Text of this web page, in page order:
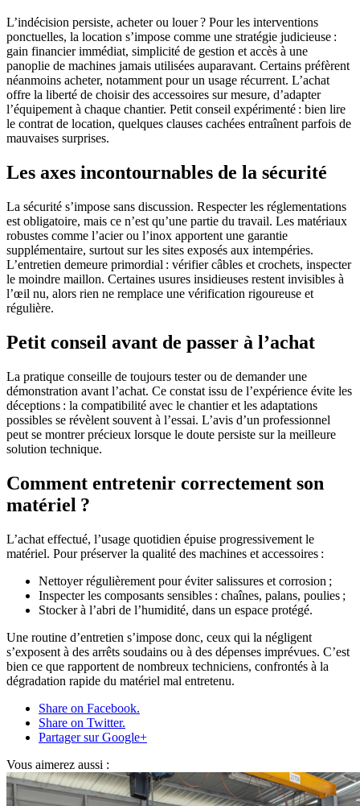
L’indécision persiste, acheter ou louer ? Pour les interventions
ponctuelles, la location s’impose comme une stratégie judicieuse :
gain financier immédiat, simplicité de gestion et accès à une
panoplie de machines jamais utilisées auparavant. Certains préfèrent
néanmoins acheter, notamment pour un usage récurrent. L’achat
offre la liberté de choisir des accessoires sur mesure, d’adapter
l’équipement à chaque chantier. Petit conseil expérimenté : bien lire
le contrat de location, quelques clauses cachées entraînent parfois de
mauvaises surprises.
Les axes incontournables de la sécurité
La sécurité s’impose sans discussion. Respecter les réglementations
est obligatoire, mais ce n’est qu’une partie du travail. Les matériaux
robustes comme l’acier ou l’inox apportent une garantie
supplémentaire, surtout sur les sites exposés aux intempéries.
L’entretien demeure primordial : vérifier câbles et crochets, inspecter
le moindre maillon. Certaines usures insidieuses restent invisibles à
l’œil nu, alors rien ne remplace une vérification rigoureuse et
régulière.
Petit conseil avant de passer à l’achat
La pratique conseille de toujours tester ou de demander une
démonstration avant l’achat. Ce constat issu de l’expérience évite les
déceptions : la compatibilité avec le chantier et les adaptations
possibles se révèlent souvent à l’essai. L’avis d’un professionnel
peut se montrer précieux lorsque le doute persiste sur la meilleure
solution technique.
Comment entretenir correctement son
matériel ?
L’achat effectué, l’usage quotidien épuise progressivement le
matériel. Pour préserver la qualité des machines et accessoires :
Nettoyer régulièrement pour éviter salissures et corrosion ;
Inspecter les composants sensibles : chaînes, palans, poulies ;
Stocker à l’abri de l’humidité, dans un espace protégé.
Une routine d’entretien s’impose donc, ceux qui la négligent
s’exposent à des arrêts soudains ou à des dépenses imprévues. C’est
bien ce que rapportent de nombreux techniciens, confrontés à la
dégradation rapide du matériel mal entretenu.
Share on Facebook.
Share on Twitter.
Partager sur Google+
Vous aimerez aussi :